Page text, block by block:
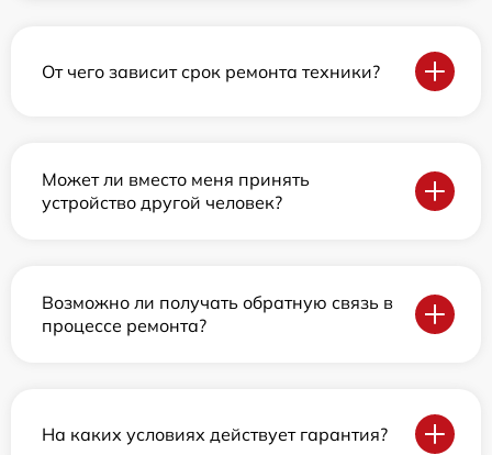
От чего зависит срок ремонта техники?
Может ли вместо меня принять
устройство другой человек?
Возможно ли получать обратную связь в
процессе ремонта?
На каких условиях действует гарантия?